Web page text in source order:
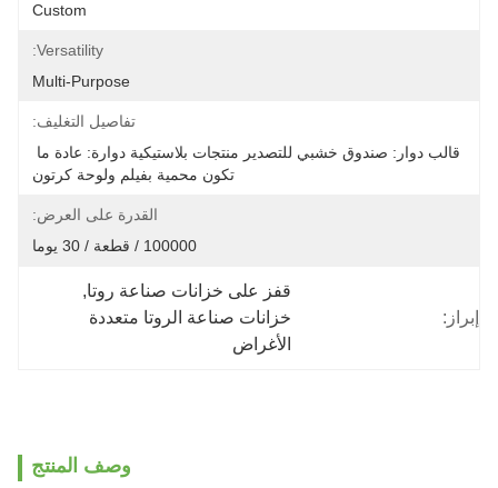
Custom
Versatility:
Multi-Purpose
تفاصيل التغليف:
قالب دوار: صندوق خشبي للتصدير منتجات بلاستيكية دوارة: عادة ما
تكون محمية بفيلم ولوحة كرتون
القدرة على العرض:
100000 / قطعة / 30 يوما
إبراز:
قفز على خزانات صناعة روتا,
خزانات صناعة الروتا متعددة
الأغراض
وصف المنتج